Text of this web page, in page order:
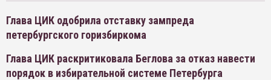
Глава ЦИК одобрила отставку зампреда
петербургского горизбиркома
Глава ЦИК раскритиковала Беглова за отказ навести
порядок в избирательной системе Петербурга